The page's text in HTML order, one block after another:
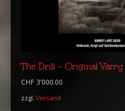
The Drill – Original
CHF3'000.00
zzgl. Versand